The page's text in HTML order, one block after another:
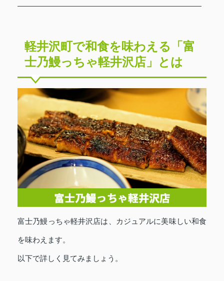
軽井沢町で和食を味わえる「富
士乃鰻っちゃ軽井沢店」とは
富士乃鰻っちゃ軽井沢店は、カジュアルに美味しい和食
を味わえます。
以下で詳しく見てみましょう。